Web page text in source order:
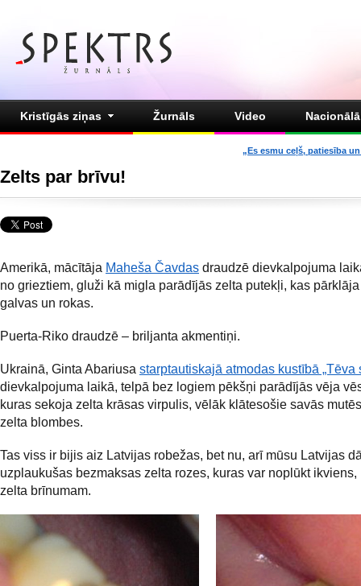
Kristīgās ziņas Žurnāls Video
„Es esmu ceļš, patiesība
Zelts par brīvu!
Amerikā, mācītāja Maheša Čavdas draudzē dievkalpojuma
no grieztiem, gluži kā migla parādījās zelta putekļi, kas
galvas un rokas.
Puerta-Riko draudzē – briljanta akmentiņi.
Ukrainā, Ginta Abariusa starptautiskajā atmodas kustībā „Tēva
dievkalpojuma laikā, telpā bez logiem pēkšņi parādījās vēja
kuras sekoja zelta krāsas virpulis, vēlāk klātesošie savās
zelta blombes.
Tas viss ir bijis aiz Latvijas robežas, bet nu, arī mūsu Latvijas
uzplaukušas bezmaksas zelta rozes, kuras var noplūkt ikviens,
zelta brīnumam.